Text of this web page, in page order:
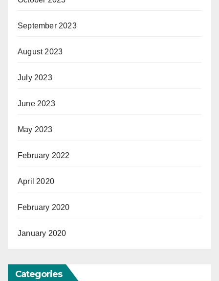
September 2023
August 2023
July 2023
June 2023
May 2023
February 2022
April 2020
February 2020
January 2020
Categories